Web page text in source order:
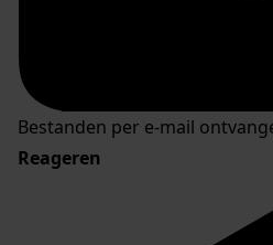
Bestanden per e-mail
Reageren